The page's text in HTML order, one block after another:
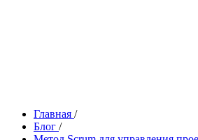
Главная /
Блог /